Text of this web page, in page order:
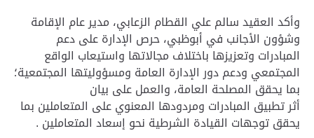
وأكد العقيد سالم علي القطام الزعابي، مدير عام الإقامة
وشؤون الأجانب في أبوظبي، حرص الإدارة على دعم
المبادرات وتعزيزها باختلاف مجالاتها واستيعاب الواقع
المجتمعي ودعم دور الإدارة العامة ومسؤوليتها المجتمعية؛
بما يحقق المصلحة العامة، والعمل على بيان
أثر تطبيق المبادرات ومردودها المعنوي على المتعاملين بما
يحقق توجهات القيادة الشرطية نحو إسعاد المتعاملين .